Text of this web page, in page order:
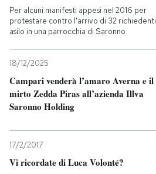
Per alcuni manifesti appesi nel 2016 per
protestare contro l'arrivo di 32 richiedenti
asilo in una parrocchia di Saronno
18/12/2025
Campari venderà l’amaro Averna e il
mirto Zedda Piras all’azienda Illva
Saronno Holding
17/2/2017
Vi ricordate di Luca Volonté?